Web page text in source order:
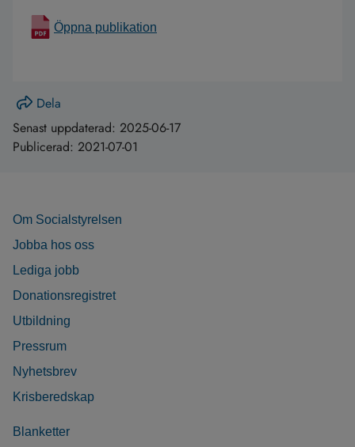
Öppna publikation
Dela
Senast uppdaterad: 2025-06-17
Publicerad: 2021-07-01
Om Socialstyrelsen
Jobba hos oss
Lediga jobb
Donationsregistret
Utbildning
Pressrum
Nyhetsbrev
Krisberedskap
Blanketter